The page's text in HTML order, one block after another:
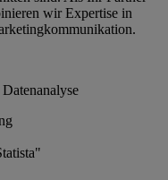
wir Expertise in